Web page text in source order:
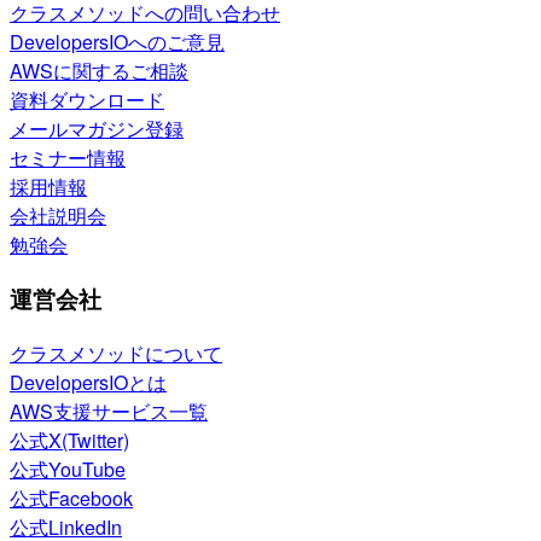
クラスメソッドへの問い合わせ
DevelopersIOへのご意見
AWSに関するご相談
資料ダウンロード
メールマガジン登録
セミナー情報
採用情報
会社説明会
勉強会
運営会社
クラスメソッドについて
DevelopersIOとは
AWS支援サービス一覧
公式X(Twitter)
公式YouTube
公式Facebook
公式LinkedIn